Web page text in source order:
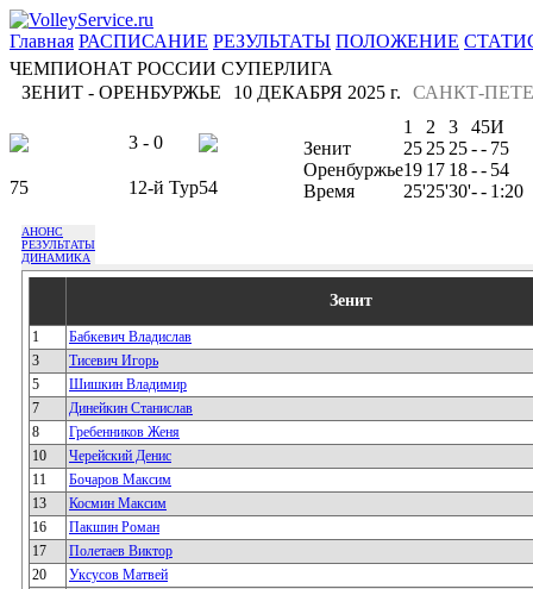
Главная РАСПИСАНИЕ РЕЗУЛЬТАТЫ ПОЛОЖЕНИЕ
ЧЕМПИОНАТ РОССИИ СУПЕРЛИГА
ЗЕНИТ - ОРЕНБУРЖЬЕ
САНКТ-
10 ДЕКАБРЯ 2025 г.
3 - 0
75 12-й Тур54
1 2 3 45И
Зенит
25 25 25-- 75
Оренбуржье19 17 18-- 54
Время
25'25'30'-- 1:20
АНОНС
РЕЗУЛЬТАТЫ
ДИНАМИКА
Зенит
1
Бабкевич Владислав
3
Тисевич Игорь
5
Шишкин Владимир
7
Динейкин Станислав
8
Гребенников Женя
10
Черейский Денис
11
Бочаров Максим
13
Космин Максим
16
Пакшин Роман
17
Полетаев Виктор
20
Уксусов Матвей